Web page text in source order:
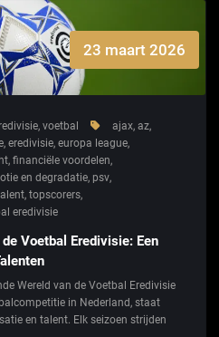
23 maart 2026
, voetbal ajax, az,
, eredivisie, europa league,
, financiële voordelen,
en degradatie, psv,
, topscorers,
eredivisie
Voetbal Eredivisie: Een
Wereld van de Voetbal Eredivisie
in Nederland, staat
en talent. Elk seizoen strijden